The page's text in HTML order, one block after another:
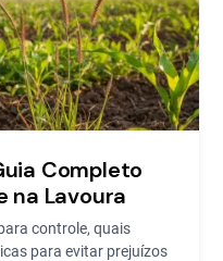
Completo
na Lavoura
controle, quais
para evitar prejuízos